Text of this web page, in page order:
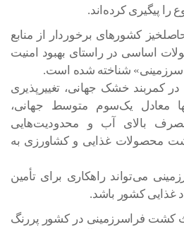
را پیگیری کرده‌اند.
کشورهای برخوردار از منابع
اساسی در راستای بهبود امنیت
شناخته شده است.
در کمربند خشک جهانی، تغییرپذیری
معادل یک‌سوم متوسط جهانی،
بالای آب و محدودیت‌هایی
کشت محصولات غذایی و کشاورزی به
می‌تواند راهکاری برای تأمین
غذایی کشور باشد.
کشت فراسرزمینی در کشور پررنگ